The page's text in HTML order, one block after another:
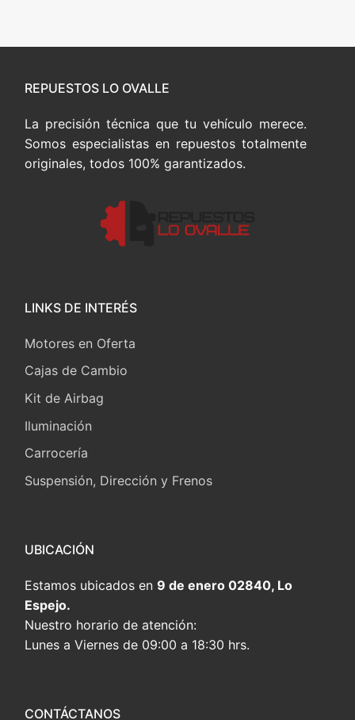
REPUESTOS LO OVALLE
La precisión técnica que tu vehículo merece.
Somos especialistas en repuestos totalmente
originales, todos 100% garantizados.
LINKS DE INTERÉS
Motores en Oferta
Cajas de Cambio
Kit de Airbag
Iluminación
Carrocería
Suspensión, Dirección y Frenos
UBICACIÓN
Estamos ubicados en 9 de enero 02840, Lo
Espejo.
Nuestro horario de atención:
Lunes a Viernes de 09:00 a 18:30 hrs.
CONTÁCTANOS